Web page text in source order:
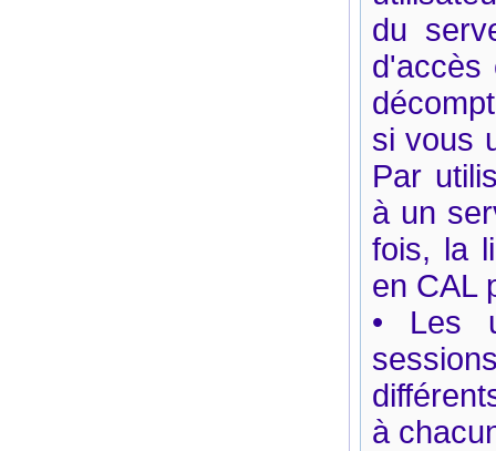
du
d'accès
si vous
Par
à un
fois, la
en CAL
• Les
à